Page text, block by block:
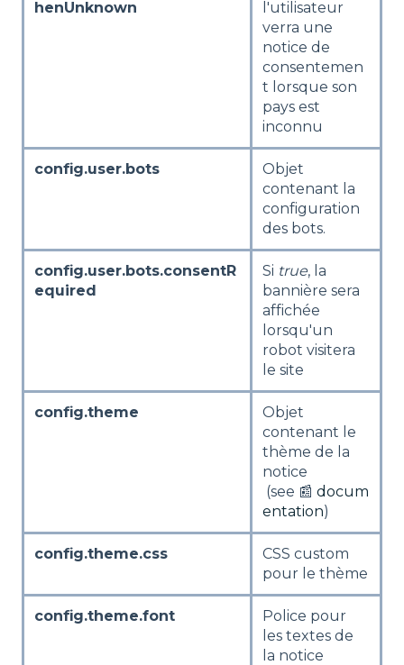
henUnknown
l'utilisateur
verra une
notice de
consentemen
t lorsque son
pays est
inconnu
config.user.bots
Objet
contenant la
configuration
des bots.
config.user.bots.consentR
equired
Si true, la
bannière sera
affichée
lorsqu'un
robot visitera
le site
config.theme
Objet
contenant le
thème de la
notice
(see 📰docum
entation)
config.theme.css
CSS custom
pour le thème
config.theme.font
Police pour
les textes de
la notice